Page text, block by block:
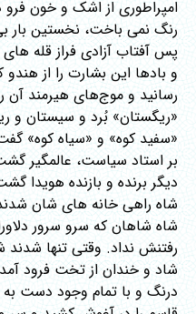
امپراطوری از اشک و خون
رنگ نمی باخت، نخستین بار
پس آفتاب آزادی فراز قله
و بادها این بشارت را از
رسانید و موج‌های هیرمند
«ریگستان» بُرد و سیستان و
«سفید کوه» و «سیاه کوه»
بر استاد سیاست، عالمگیر
دیگر برنده و بازنده هویدا
شاه راهی خانه های شان
شاه شاهان که سرو سرور
رفتنش نداد. وقتی تنها
شاد و خندان از تخت فرود
درنگ و با تمام وجود دست به